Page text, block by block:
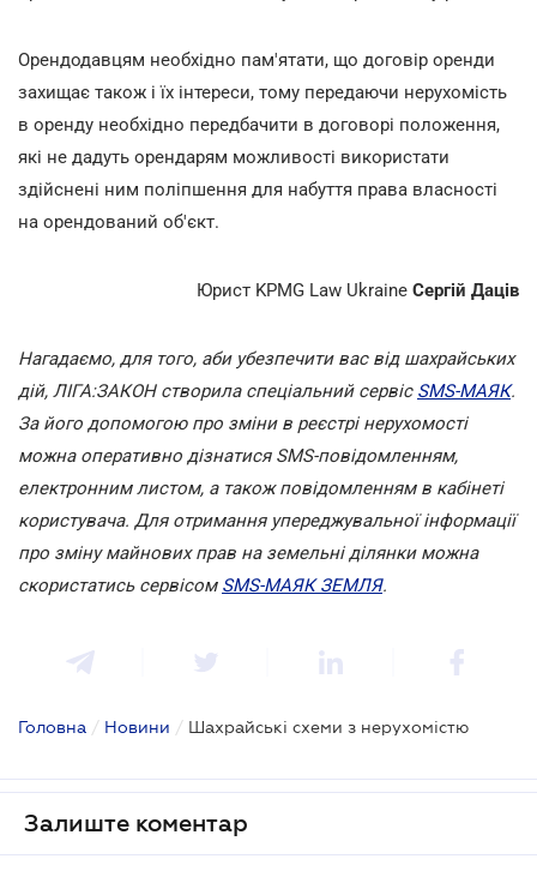
Орендодавцям необхідно пам'ятати, що договір оренди
захищає також і їх інтереси, тому передаючи нерухомість
в оренду необхідно передбачити в договорі положення,
які не дадуть орендарям можливості використати
здійснені ним поліпшення для набуття права власності
на орендований об'єкт.
Юрист KPMG Law Ukraine Сергій Даців
Нагадаємо, для того, аби убезпечити вас від шахрайських
дій, ЛІГА:ЗАКОН створила спеціальний сервіс SMS-МАЯК.
За його допомогою про зміни в реєстрі нерухомості
можна оперативно дізнатися SMS-повідомленням,
електронним листом, а також повідомленням в кабінеті
користувача. Для отримання упереджувальної інформації
про зміну майнових прав на земельні ділянки можна
скористатись сервісом SMS-МАЯК ЗЕМЛЯ.
Головна / Новини / Шахрайські схеми з нерухомістю
Залиште коментар